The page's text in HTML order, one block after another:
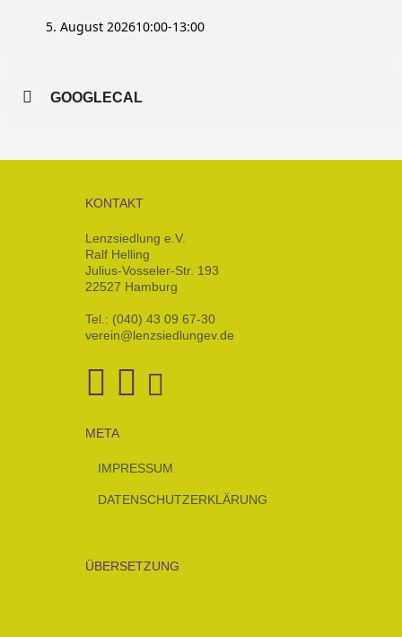
5. August 202610:00-13:00
GOOGLECAL
KONTAKT
Lenzsiedlung e.V.
Ralf Helling
Julius-Vosseler-Str. 193
22527 Hamburg
Tel.: (040) 43 09 67-30
verein@lenzsiedlungev.de
META
IMPRESSUM
DATENSCHUTZERKLÄRUNG
ÜBERSETZUNG